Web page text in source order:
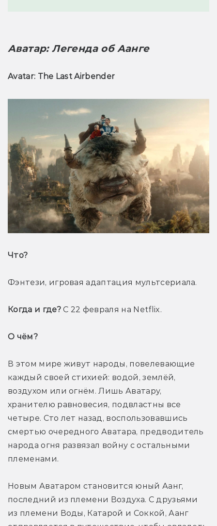
Аватар: Легенда об Аанге
Avatar: The Last Airbender
Что?
Фэнтези, игровая адаптация мультсериала.
Когда и где? С 22 февраля на Netflix.
О чём?
В этом мире живут народы, повелевающие
каждый своей стихией: водой, землёй,
воздухом или огнём. Лишь Аватару,
хранителю равновесия, подвластны все
четыре. Сто лет назад, воспользовавшись
смертью очередного Аватара, предводитель
народа огня развязал войну с остальными
племенами.
Новым Аватаром становится юный Аанг,
последний из племени Воздуха. С друзьями
из племени Воды, Катарой и Соккой, Аанг